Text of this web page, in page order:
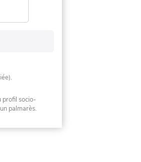
profil socio-
palmarès.